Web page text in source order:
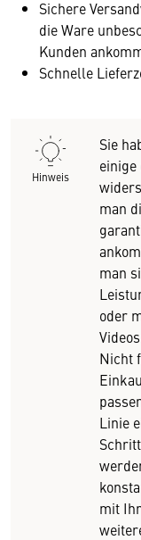
Sichere
die Ware
Kunden
Schnelle
Hinweis
Sie
man
man
oder
Nicht
Linie
mit